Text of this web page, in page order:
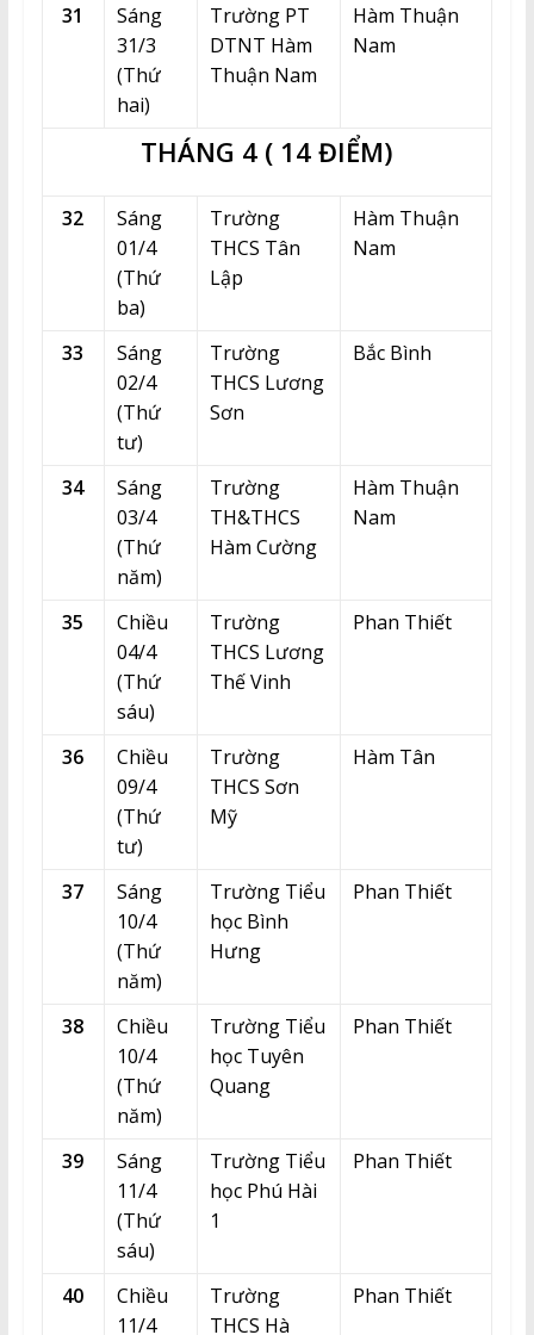
31
Sáng
31/3
(Thứ
hai)
Trường PT
DTNT Hàm
Thuận Nam
Hàm Thuận
Nam
THÁNG 4 ( 14 ĐIỂM)
32
Sáng
01/4
(Thứ
ba)
Trường
THCS Tân
Lập
Hàm Thuận
Nam
33
Sáng
02/4
(Thứ
tư)
Trường
THCS Lương
Sơn
Bắc Bình
34
Sáng
03/4
(Thứ
năm)
Trường
TH&THCS
Hàm Cường
Hàm Thuận
Nam
35
Chiều
04/4
(Thứ
sáu)
Trường
THCS Lương
Thế Vinh
Phan Thiết
36
Chiều
09/4
(Thứ
tư)
Trường
THCS Sơn
Mỹ
Hàm Tân
37
Sáng
10/4
(Thứ
năm)
Trường Tiểu
học Bình
Hưng
Phan Thiết
38
Chiều
10/4
(Thứ
năm)
Trường Tiểu
học Tuyên
Quang
Phan Thiết
39
Sáng
11/4
(Thứ
sáu)
Trường Tiểu
học Phú Hài
1
Phan Thiết
40
Chiều
11/4
Trường
THCS Hà
Phan Thiết